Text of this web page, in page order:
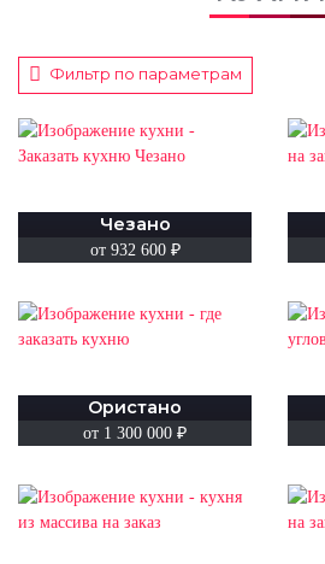
Фильтр по параметрам
Чезано
от 932 600 ₽
Ористано
от 1 300 000 ₽